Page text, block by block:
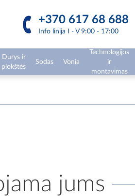
+370 617 68 688
Info linija I - V 9:00 - 17:00
Durys ir
plokštės
Sodas Vonia
Technologijos
ir
montavimas
jums